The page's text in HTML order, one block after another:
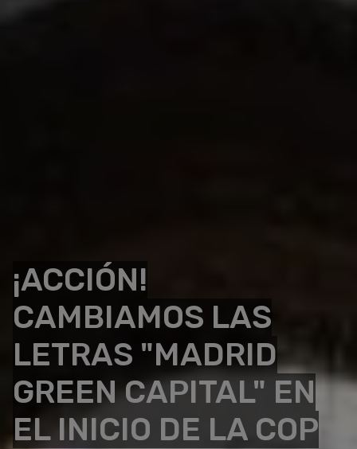
¡ACCIÓN!
CAMBIAMOS LAS
LETRAS "MADRID
GREEN CAPITAL" EN
EL INICIO DE LA COP